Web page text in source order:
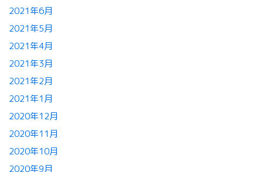
2021年6月
2021年5月
2021年4月
2021年3月
2021年2月
2021年1月
2020年12月
2020年11月
2020年10月
2020年9月